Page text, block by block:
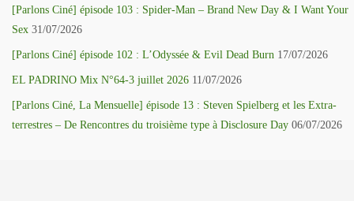
[Parlons Ciné] épisode 103 : Spider-Man – Brand New Day & I Want Your
Sex 31/07/2026
[Parlons Ciné] épisode 102 : L’Odyssée & Evil Dead Burn 17/07/2026
EL PADRINO Mix N°64-3 juillet 2026 11/07/2026
[Parlons Ciné, La Mensuelle] épisode 13 : Steven Spielberg et les Extra-
terrestres – De Rencontres du troisième type à Disclosure Day 06/07/2026